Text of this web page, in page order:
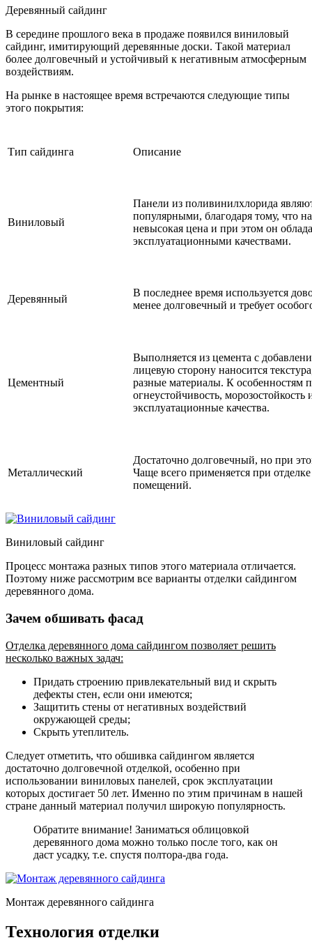
Деревянный сайдинг
В середине прошлого века в продаже появился виниловый
сайдинг, имитирующий деревянные доски. Такой материал
более долговечный и устойчивый к негативным атмосферным
воздействиям.
На рынке в настоящее время встречаются следующие типы
этого покрытия:
Тип сайдинга Описание
Виниловый
Панели из поливинилхлорида
популярными, благодаря тому, что
невысокая цена и при этом он
эксплуатационными качествами.
Деревянный
В последнее время используется
менее долговечный и требует
Цементный
Выполняется из цемента с
лицевую сторону наносится
разные материалы. К особенностям
огнеустойчивость,
эксплуатационные качества.
Металлический
Достаточно долговечный, но при
Чаще всего применяется при
помещений.
Виниловый сайдинг
Процесс монтажа разных типов этого материала отличается.
Поэтому ниже рассмотрим все варианты отделки сайдингом
деревянного дома.
Зачем обшивать фасад
Отделка деревянного дома сайдингом позволяет решить
несколько важных задач:
Придать строению привлекательный вид и скрыть
дефекты стен, если они имеются;
Защитить стены от негативных воздействий
окружающей среды;
Скрыть утеплитель.
Следует отметить, что обшивка сайдингом является
достаточно долговечной отделкой, особенно при
использовании виниловых панелей, срок эксплуатации
которых достигает 50 лет. Именно по этим причинам в нашей
стране данный материал получил широкую популярность.
Обратите внимание! Заниматься облицовкой
деревянного дома можно только после того, как он
даст усадку, т.е. спустя полтора-два года.
Монтаж деревянного сайдинга
Технология отделки